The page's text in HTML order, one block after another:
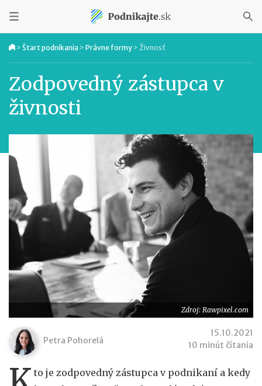
> Štart podnikania > Právne formy > Živnosť
Zodpovedný zástupca v
živnosti
Zdroj: Rawpixel.com
Petra Pohorelá
15.10.2021
10 minút čítania
to je zodpovedný zástupca v podnikaní a kedy